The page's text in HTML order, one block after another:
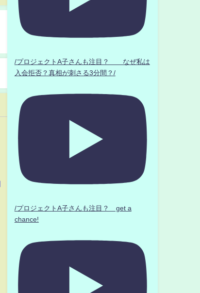
/プロジェクトA子さんも注目？ なぜ私は
入会拒否？真相が刺さる3分間？/
/プロジェクトA子さんも注目？ get a
chance!